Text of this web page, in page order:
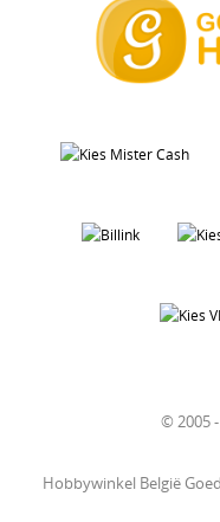
© 2005
Hobbywinkel België